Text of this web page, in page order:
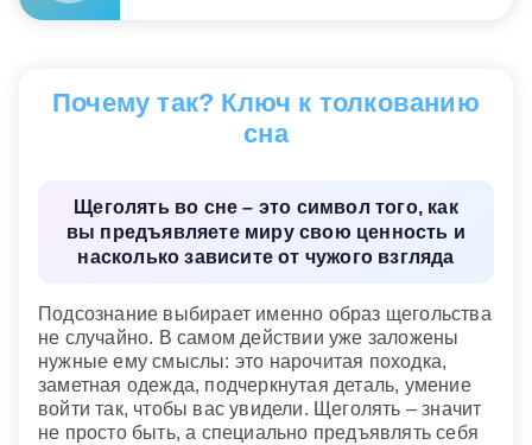
успех окружающим. Если во сне щегольство
сравнения или показной важности, сон говорит о
риске прятать сомнение за внешним блеском и
слишком сильно зависеть от признания.
Сонник «Гороскопы 365»
Почему так? Ключ к толкованию
сна
Щеголять во сне – это символ того, как
вы предъявляете миру свою ценность и
насколько зависите от чужого взгляда
Подсознание выбирает именно образ щегольства
не случайно. В самом действии уже заложены
нужные ему смыслы: это нарочитая походка,
заметная одежда, подчеркнутая деталь, умение
войти так, чтобы вас увидели. Щеголять – значит
не просто быть, а специально предъявлять себя